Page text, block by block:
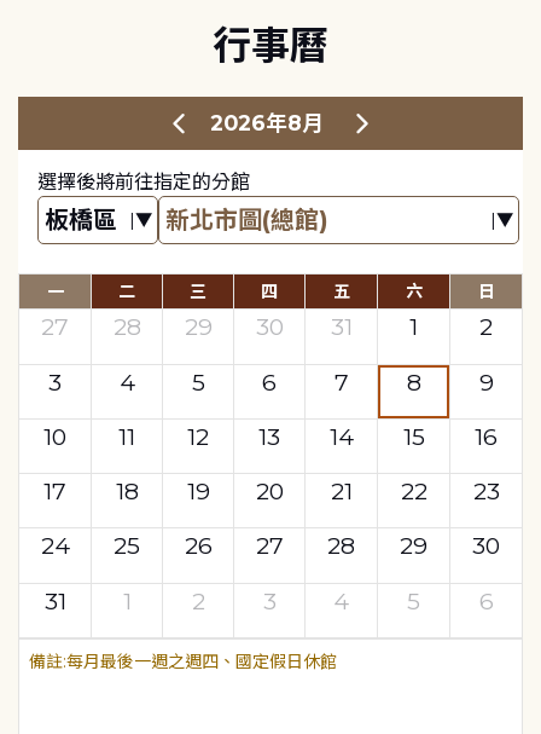
行事曆
2026年8月
選擇後將前往指定的分館
一 二 三 四 五 六 日
27 28 29 30 31 1
2
3
4 5 6 7 8
9
10
11 12 13 14 15
16
17
18 19 20 21 22
23
24
25 26 27 28 29
30
31
1 2 3 4 5 6
每月最後一週之週四、國定假日休館